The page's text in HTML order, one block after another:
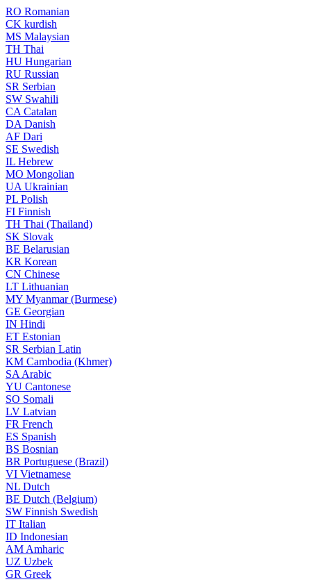
RO Romanian
CK kurdish
MS Malaysian
TH Thai
HU Hungarian
RU Russian
SR Serbian
SW Swahili
CA Catalan
DA Danish
AF Dari
SE Swedish
IL Hebrew
MO Mongolian
UA Ukrainian
PL Polish
FI Finnish
TH Thai (Thailand)
SK Slovak
BE Belarusian
KR Korean
CN Chinese
LT Lithuanian
MY Myanmar (Burmese)
GE Georgian
IN Hindi
ET Estonian
SR Serbian Latin
KM Cambodia (Khmer)
SA Arabic
YU Cantonese
SO Somali
LV Latvian
FR French
ES Spanish
BS Bosnian
BR Portuguese (Brazil)
VI Vietnamese
NL Dutch
BE Dutch (Belgium)
SW Finnish Swedish
IT Italian
ID Indonesian
AM Amharic
UZ Uzbek
GR Greek